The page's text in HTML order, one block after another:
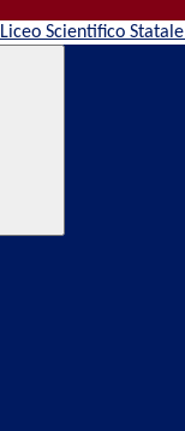
Liceo Scientifico Statale